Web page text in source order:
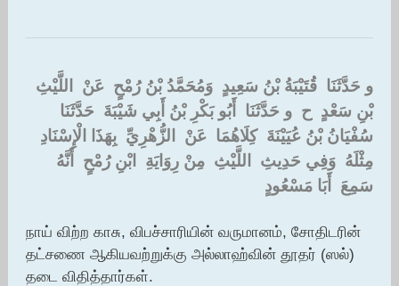
و حَدَّثَنَا ‏ ‏قُتَيْبَةُ بْنُ سَعِيدٍ ‏ ‏وَمُحَمَّدُ بْنُ رُمْحٍ ‏ ‏عَنْ ‏ ‏اللَّيْثِ
بْنِ سَعْدٍ ‏ ‏ح ‏ ‏و حَدَّثَنَا ‏ ‏أَبُو بَكْرِ بْنُ أَبِي شَيْبَةَ ‏ ‏حَدَّثَنَا ‏
‏سُفْيَانُ بْنُ عُيَيْنَةَ ‏ ‏كِلَاهُمَا ‏ ‏عَنْ ‏ ‏الزُّهْرِيِّ ‏ ‏بِهَذَا الْإِسْنَادِ ‏
‏مِثْلَهُ ‏ ‏وَفِي حَدِيثِ ‏ ‏اللَّيْثِ ‏ ‏مِنْ رِوَايَةِ ‏ ‏ابْنِ رُمْحٍ ‏ ‏أَنَّهُ
سَمِعَ ‏ ‏أَبَا مَسْعُودٍ
நாய் விற்ற காசு, விபச்சாரியின் வருமானம், சோதிடரின்
தட்சணை ஆகியவற்றுக்கு அல்லாஹ்வின் தூதர் (ஸல்)
தடை விதித்தார்கள்.